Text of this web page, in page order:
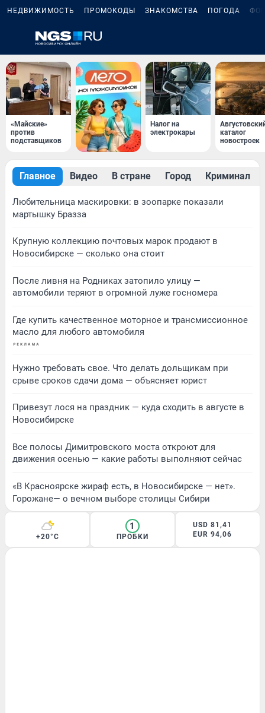
НЕДВИЖИМОСТЬ ПРОМОКОДЫ ЗНАКОМСТВА ПОГОДА
«Майские»
против
подставщиков
Налог на
электрокары
каталог
новостроек
Главное Видео В стране Город Криминал
Любительница маскировки: в зоопарке показали
мартышку Бразза
Крупную коллекцию почтовых марок продают в
Новосибирске — сколько она стоит
После ливня на Родниках затопило улицу —
автомобили теряют в огромной луже госномера
Где купить качественное моторное и трансмиссионное
масло для любого автомобиля
Нужно требовать свое. Что делать дольщикам при
срыве сроков сдачи дома — объясняет юрист
Привезут лося на праздник — куда сходить в августе в
Новосибирске
Все полосы Димитровского моста откроют для
движения осенью — какие работы выполняют сейчас
«В Красноярске жираф есть, в Новосибирске — нет».
Горожане— о вечном выборе столицы Сибири
+20°C
1
ПРОБКИ
USD 81,41
EUR 94,06